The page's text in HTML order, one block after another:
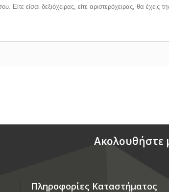
είσαι δεξιόχειρας, είτε αριστερόχειρας, θα έχεις
Aκολουθήστε
Πληροφορίες Καταστήματος